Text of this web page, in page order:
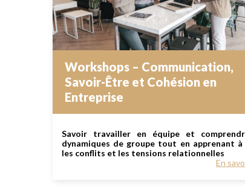
Workshops – Communication,
Savoir-Être et Cohésion en
Entreprise
Savoir travailler en équipe et
dynamiques de groupe tout en apprenant à
les conflits et les tensions relationnelles
En